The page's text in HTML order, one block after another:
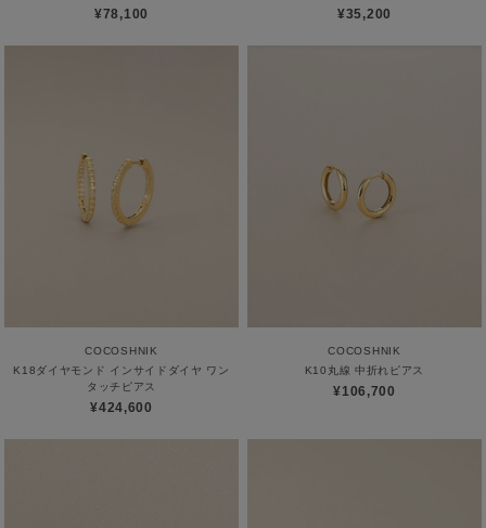
¥78,100 ¥35,200
COCOSHNIK
K18ダイヤモンド インサイドダイヤ ワン
タッチピアス
¥424,600
COCOSHNIK
K10丸線 中折れピアス
¥106,700